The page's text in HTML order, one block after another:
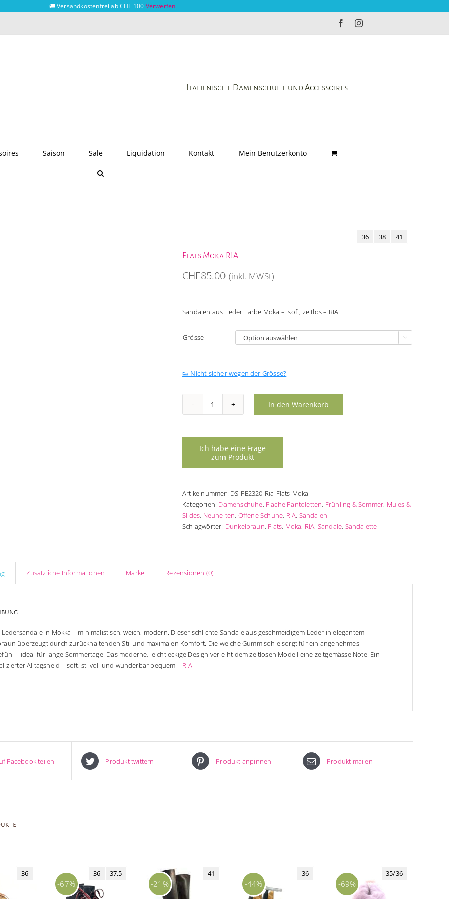
🚚 Versandkostenfrei ab CHF 100 Verwerfen
FacebookInstagram
Italienische Damenschuhe und Accessoires
Saison Sale Liquidation Kontakt Mein Benutzerkonto
36 38 41
Flats Moka RIA
CHF85.00 (inkl. MWSt)
Sandalen aus Leder Farbe Moka – soft, zeitlos – RIA
Grösse 
👟 Nicht sicher wegen der Grösse?
Flats
In den Warenkorb
Artikelnummer: DS-PE2320-Ria-Flats-Moka
Kategorien: Damenschuhe, Flache Pantoletten, Frühling & Sommer, Mules &
Slides, Neuheiten, Offene Schuhe, RIA, Sandalen
Schlagwörter: Dunkelbraun, Flats, Moka, RIA, Sandale, Sandalette
Zusätzliche Informationen Marke Rezensionen (0)
Ledersandale in Mokka – minimalistisch, weich, modern. Dieser schlichte Sandale aus geschmeidigem Leder in elegantem
überzeugt durch zurückhaltenden Stil und maximalen Komfort. Die weiche Gummisohle sorgt für ein angenehmes
– ideal für lange Sommertage. Das moderne, leicht eckige Design verleiht dem zeitlosen Modell eine zeitgemässe Note. Ein
Alltagsheld – soft, stilvoll und wunderbar bequem – RIA
Facebook teilen Produkt twittern Produkt anpinnen Produkt mailen
36
-67%
36 37,5
-21%
41
-44%
36
-69%
35/36